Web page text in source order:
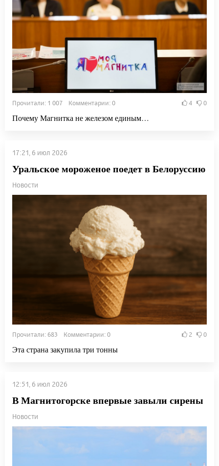
Прочитали: 1 007 Комментарии: 0 4 0
Почему Магнитка не железом единым…
17:21, 6 июл 2026
Уральское мороженое поедет в Белоруссию
Новости
Прочитали: 683 Комментарии: 0 2 0
Эта страна закупила три тонны
12:51, 6 июл 2026
В Магнитогорске впервые завыли сирены
Новости